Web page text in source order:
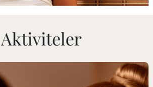
Aktiviteler